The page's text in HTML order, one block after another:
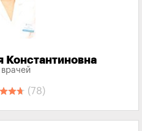
Константиновна
врачей
(78)